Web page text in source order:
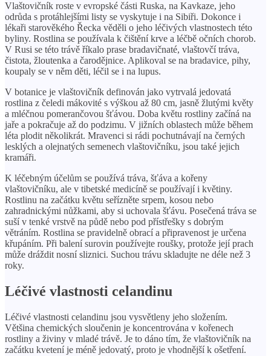
Vlaštovičník roste v evropské části Ruska, na Kavkaze, jeho
odrůda s protáhlejšími listy se vyskytuje i na Sibiři. Dokonce i
lékaři starověkého Řecka věděli o jeho léčivých vlastnostech této
byliny. Rostlina se používala k čištění krve a léčbě očních chorob.
V Rusi se této trávě říkalo prase bradavičnaté, vlaštovčí tráva,
čistota, žloutenka a čarodějnice. Aplikoval se na bradavice, pihy,
koupaly se v něm děti, léčil se i na lupus.
V botanice je vlaštovičník definován jako vytrvalá jedovatá
rostlina z čeledi mákovité s výškou až 80 cm, jasně žlutými květy
a mléčnou pomerančovou šťávou. Doba květu rostliny začíná na
jaře a pokračuje až do podzimu. V jižních oblastech může během
léta plodit několikrát. Mravenci si rádi pochutnávají na černých
lesklých a olejnatých semenech vlaštovičníku, jsou také jejich
kramáři.
K léčebným účelům se používá tráva, šťáva a kořeny
vlaštovičníku, ale v tibetské medicíně se používají i květiny.
Rostlinu na začátku květu seřízněte srpem, kosou nebo
zahradnickými nůžkami, aby si uchovala šťávu. Posečená tráva se
suší v tenké vrstvě na půdě nebo pod přístřešky s dobrým
větráním. Rostlina se pravidelně obrací a připravenost je určena
křupáním. Při balení surovin používejte roušky, protože její prach
může dráždit nosní sliznici. Suchou trávu skladujte ne déle než 3
roky.
Léčivé vlastnosti celandinu
Léčivé vlastnosti celandinu jsou vysvětleny jeho složením.
Většina chemických sloučenin je koncentrována v kořenech
rostliny a živiny v mladé trávě. Je to dáno tím, že vlaštovičník na
začátku kvetení je méně jedovatý, proto je vhodnější k ošetření.